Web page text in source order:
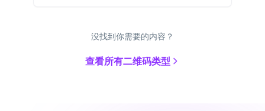
没找到你需要的内容？
查看所有二维码类型